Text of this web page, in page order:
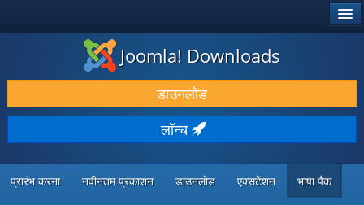
डाउनलोड करें और बढ़ाएं
खोजें और जानें
सामुदायिक समर्थन
डेवलपर संसाधन
Joomla! Downloads
डाउनलोड
लॉन्च
प्रारंभ करना नवीनतम प्रकाशन डाउनलोड एक्सटेंशन भाषा पैक